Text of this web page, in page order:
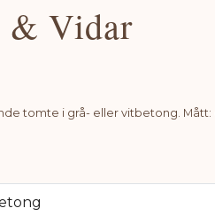
& Vidar
tomte i grå- eller vitbetong. Mått: